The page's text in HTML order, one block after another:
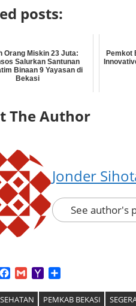
posts:
Orang Miskin 23 Juta:
Salurkan Santunan
Binaan 9 Yayasan di
Bekasi
Pemkot
The Author
Jonder
See author's
TwitterFacebook
GmailYahoo
PEMKAB BEKASI